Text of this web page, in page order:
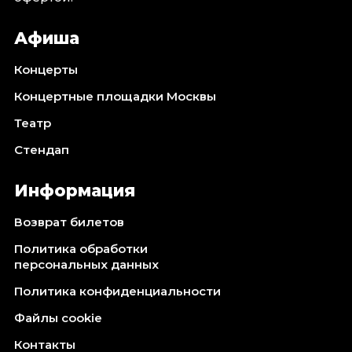
Спорт
Август 2026
Октябрь 2026
Сентябрь 2026
Ноябрь 2026
Декабрь 2026
Январь 2027
Площадки
Афиша
Концерты
Концертные площадки Москвы
Театр
Стендап
Информация
Возврат билетов
Политика обработки
персональных данных
Политика конфиденциальности
Файлы cookie
Контакты